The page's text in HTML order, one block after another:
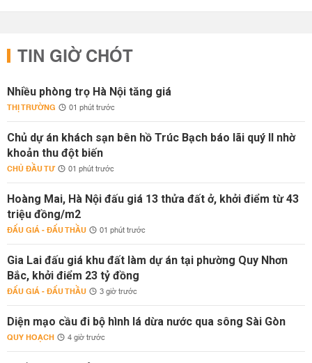
TIN GIỜ CHÓT
Nhiều phòng trọ Hà Nội tăng giá
THỊ TRƯỜNG 01 phút trước
Chủ dự án khách sạn bên hồ Trúc Bạch báo lãi quý II nhờ
khoản thu đột biến
CHỦ ĐẦU TƯ 01 phút trước
Hoàng Mai, Hà Nội đấu giá 13 thửa đất ở, khởi điểm từ 43
triệu đồng/m2
ĐẤU GIÁ - ĐẤU THẦU 01 phút trước
Gia Lai đấu giá khu đất làm dự án tại phường Quy Nhơn
Bắc, khởi điểm 23 tỷ đồng
ĐẤU GIÁ - ĐẤU THẦU 3 giờ trước
Diện mạo cầu đi bộ hình lá dừa nước qua sông Sài Gòn
QUY HOẠCH 4 giờ trước